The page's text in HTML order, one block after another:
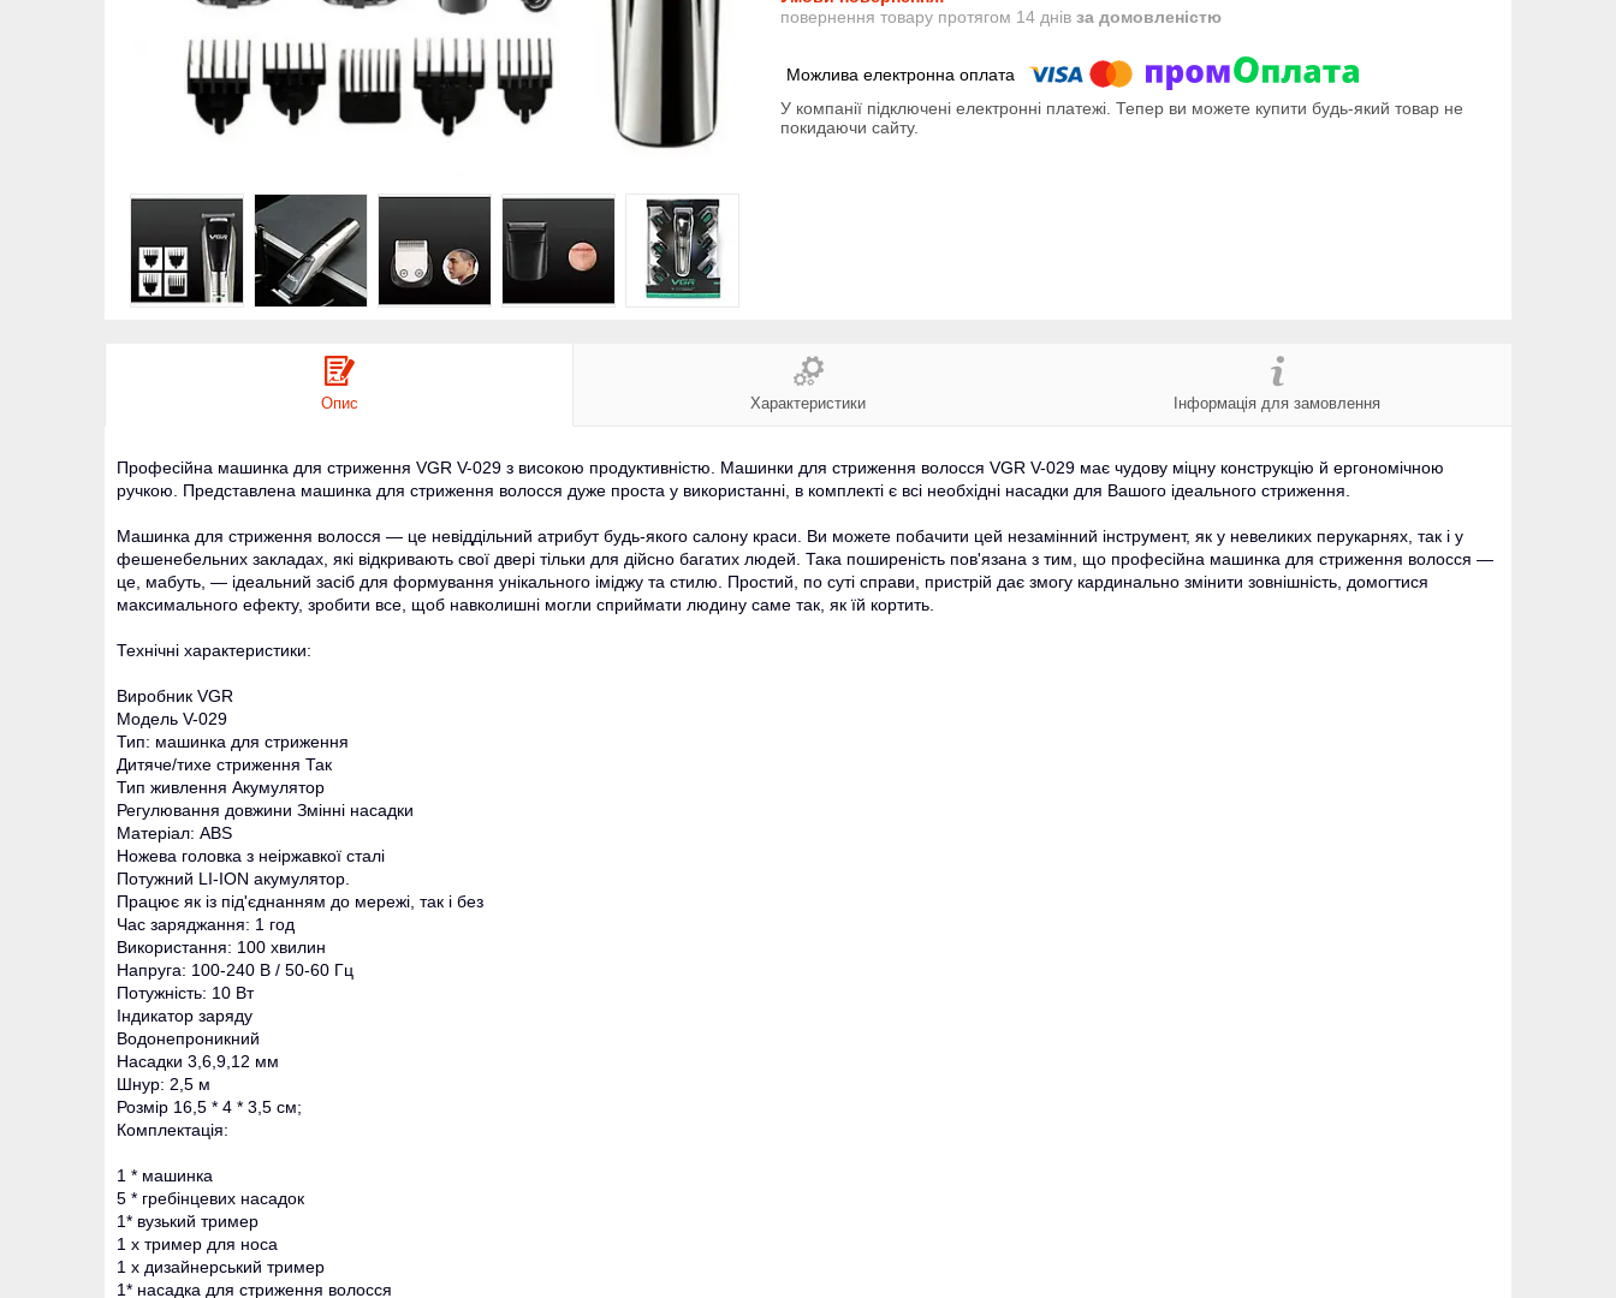
повернення товару протягом 14 днів за домовленістю
У компанії підключені електронні платежі. Тепер ви можете купити будь-який товар не
покидаючи сайту.
Опис Характеристики Інформація для замовлення
Професійна машинка для стриження VGR V-029 з високою продуктивністю. Машинки для стриження волосся VGR V-029 має чудову міцну конструкцію й ергономічною
ручкою. Представлена машинка для стриження волосся дуже проста у використанні, в комплекті є всі необхідні насадки для Вашого ідеального стриження.
Машинка для стриження волосся — це невіддільний атрибут будь-якого салону краси. Ви можете побачити цей незамінний інструмент, як у невеликих перукарнях, так і у
фешенебельних закладах, які відкривають свої двері тільки для дійсно багатих людей. Така поширеність пов'язана з тим, що професійна машинка для стриження волосся —
це, мабуть, — ідеальний засіб для формування унікального іміджу та стилю. Простий, по суті справи, пристрій дає змогу кардинально змінити зовнішність, домогтися
максимального ефекту, зробити все, щоб навколишні могли сприймати людину саме так, як їй кортить.
Технічні характеристики:
Виробник VGR
Модель V-029
Тип: машинка для стриження
Дитяче/тихе стриження Так
Тип живлення Акумулятор
Регулювання довжини Змінні насадки
Матеріал: ABS
Ножева головка з неіржавкої сталі
Потужний LI-ION акумулятор.
Працює як із під'єднанням до мережі, так і без
Час заряджання: 1 год
Використання: 100 хвилин
Напруга: 100-240 В / 50-60 Гц
Потужність: 10 Вт
Індикатор заряду
Водонепроникний
Насадки 3,6,9,12 мм
Шнур: 2,5 м
Розмір 16,5 * 4 * 3,5 см;
Комплектація:
1 * машинка
5 * гребінцевих насадок
1* вузький тример
1 х тример для носа
1 х дизайнерський тример
1* насадка для стриження волосся